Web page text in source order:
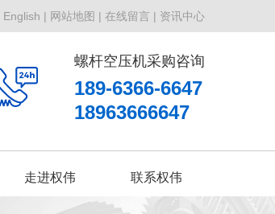
English | 网站地图 | 在线留言 | 资讯中心
螺杆空压机采购咨询
189-6366-6647
18963666647
走进权伟 联系权伟